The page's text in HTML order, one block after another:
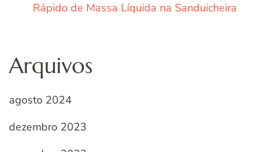
Rápido de Massa Líquida na Sanduicheira
Arquivos
agosto 2024
dezembro 2023